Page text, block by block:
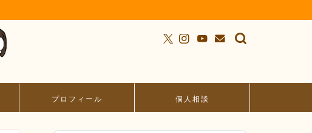
プロフィール 個人相談